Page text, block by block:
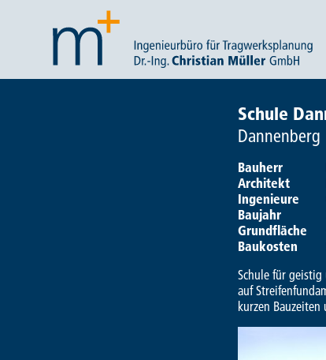
Schule
Dannenberg
Bauherr
Architekt
Ingenieure
Baujahr
Grundfläche
Baukosten
Schule für geistig
auf
kurzen